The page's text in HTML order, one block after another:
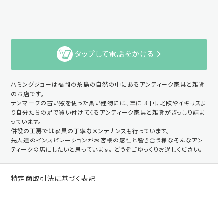
タップして電話をかける
ハミングジョーは福岡の糸島の自然の中にあるアンティーク家具と雑貨
のお店です。
デンマークの古い窓を使った黒い建物には、年に 3 回、北欧やイギリスよ
り自分たちの足で買い付けてくるアンティーク家具と雑貨がぎっしり詰ま
っています。
併設の工房では家具の丁寧なメンテナンスも行っています。
先人達のインスピレーションがお客様の感性と響き合う様なそんなアン
ティークの店にしたいと思っています。 どうぞごゆっくりお過しください。
特定商取引法に基づく表記